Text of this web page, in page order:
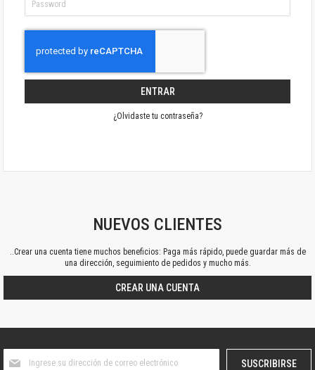
ENTRAR
¿Olvidaste tu contraseña?
NUEVOS CLIENTES
..Crear una cuenta tiene muchos beneficios: Paga más rápido, puede guardar más de
una dirección, seguimiento de pedidos y mucho más.
CREAR UNA CUENTA
SUSCRIBIRSE